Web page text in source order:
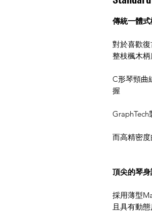
傳統一體
對於喜歡
整枝楓木
C形琴頸曲
握
而高精密
頂尖的琴
採用薄型
且具有動